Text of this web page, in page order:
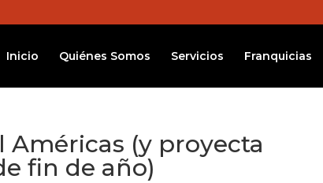
Inicio Quiénes Somos Servicios Franquicias
Américas (y proyecta
fin de año)